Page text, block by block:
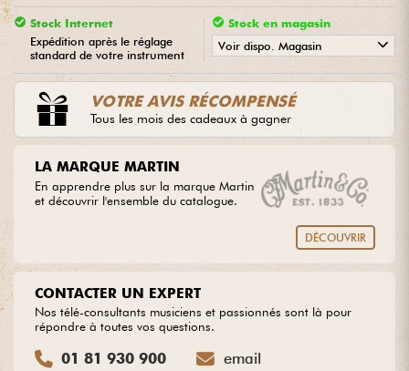
Câbles & Access.
Packs
Voir nos marques
Stock Internet
Expédition après le réglage
standard de votre instrument
Stock en magasin
Voir dispo. Magasin
• ACOUSTIC BYStar'SMusic
VOTRE AVIS RÉCOMPENSÉ
Tous les mois des cadeaux à gagner
LA MARQUE MARTIN
En apprendre plus sur la marque Martin
et découvrir l'ensemble du catalogue.
DÉCOUVRIR
CONTACTER UN EXPERT
Nos télé-consultants musiciens et passionnés sont là pour
répondre à toutes vos questions.
01 81 930 900 email